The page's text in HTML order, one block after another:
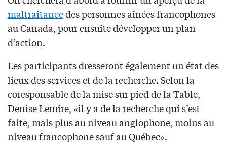
maltraitancedes personnes aînées francophones
au Canada, pour ensuite développer un plan
d’action.
Les participants dresseront également un état des
lieux des services et de la recherche. Selon la
coresponsable de la mise sur pied de la Table,
Denise Lemire, «il y a de la recherche qui s’est
faite, mais plus au niveau anglophone, moins au
niveau francophone sauf au Québec».